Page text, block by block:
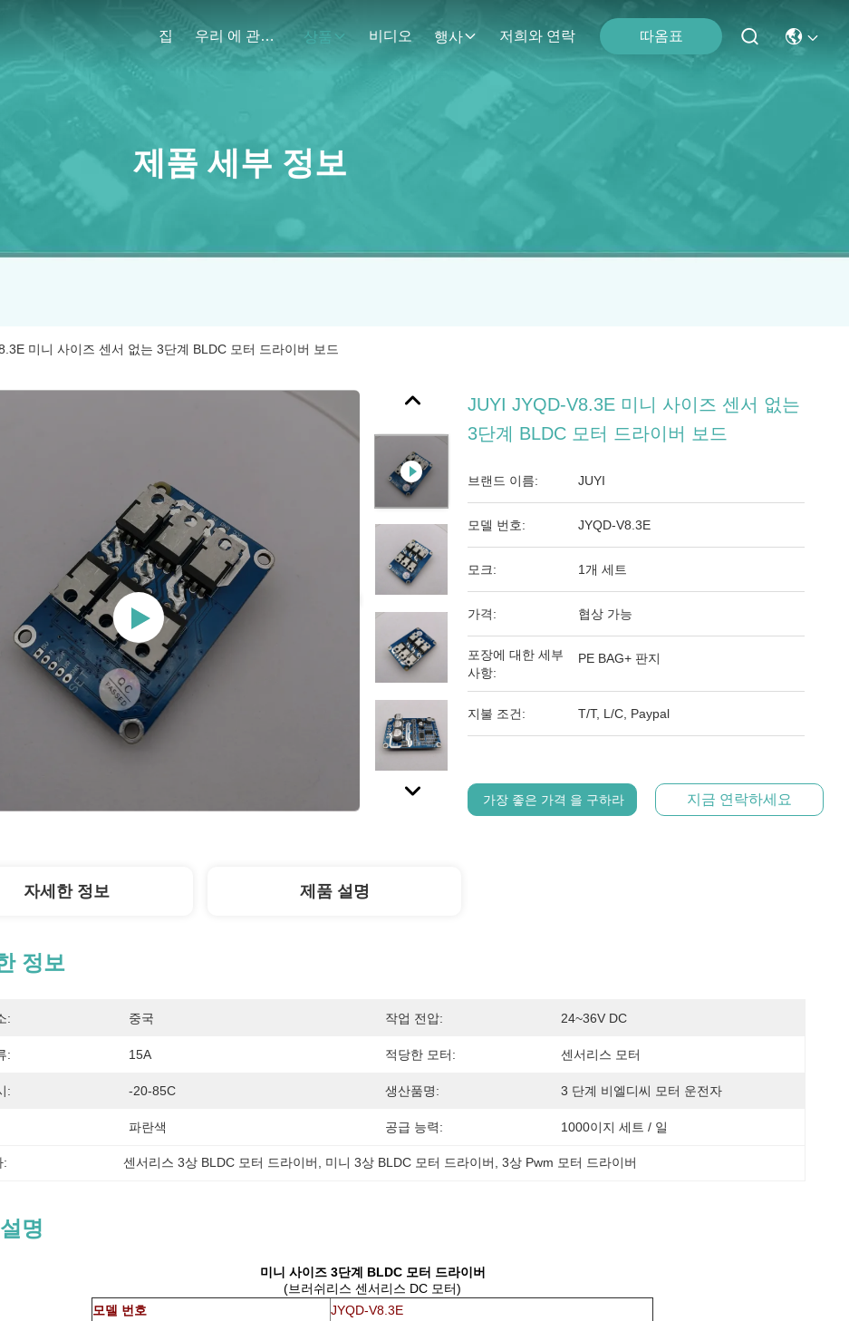
집 우리 에 관한 것 상품 비디오 행사 저희와 연락 따옴표
제품 세부 정보
미니 사이즈 센서 없는 3단계 BLDC 모터 드라이버 보드
JUYI JYQD-V8.3E 미니 사이즈 센서 없는
3단계 BLDC 모터 드라이버 보드
브랜드 이름: JUYI
모델 번호: JYQD-V8.3E
모크: 1개 세트
가격: 협상 가능
포장에 대한 세부
사항:
PE BAG+ 판지
지불 조건: T/T, L/C, Paypal
가장 좋은 가격 을 구하라 지금 연락하세요
자세한 정보 제품 설명
정보
: 중국 작업 전압: 24~36V DC
: 15A 적당한 모터: 센서리스 모터
: -20-85C 생산품명: 3 단계 비엘디씨 모터 운전자
파란색 공급 능력: 1000이지 세트 / 일
: 센서리스 3상 BLDC 모터 드라이버 미니 3상 BLDC 모터 드라이버 , 3상 Pwm 모터 드라이버
명
미니 사이즈 3단계 BLDC 모터 드라이버
(브러쉬리스 센서리스 DC 모터)
모델 번호
JYQD-V8.3E